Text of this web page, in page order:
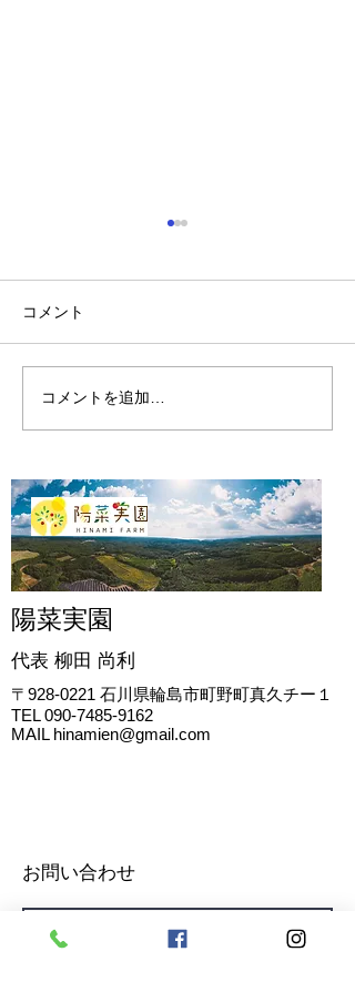
2024年ブルーベリーの剪
定2
コメント
コメントを追加…
陽菜実園
代表 柳田 尚利
〒928-0221 石川県輪島市町野町真久チー１
TEL090-7485-9162
MAIL hinamien@gmail.com
お問い合わせ